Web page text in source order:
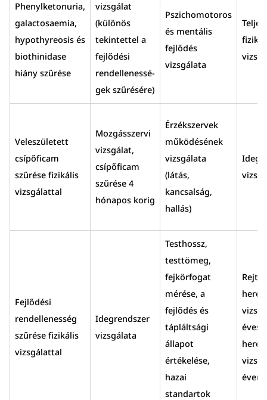
Phenylketonuria,
galactosaemia,
hypothyreosis és
biothinidase
hiány szűrése
vizsgálat
(különös
tekintettel a
fejlődési
rendellenessé-
gek szűrésére)
Pszichomotoros
és mentális
fejlődés
vizsgálata
Teljes
Veleszületett
csípőficam
szűrése fizikális
vizsgálattal
Mozgásszervi
vizsgálat,
csípőficam
szűrése 4
hónapos korig
Érzékszervek
működésének
vizsgálata
(látás,
kancsalság,
hallás)
Fejlődési
rendellenesség
szűrése fizikális
vizsgálattal
Idegrendszer
vizsgálata
Testhossz,
testtömeg,
fejkörfogat
mérése, a
fejlődés és
tápláltsági
állapot
értékelése,
hazai
standartok
éves
herék